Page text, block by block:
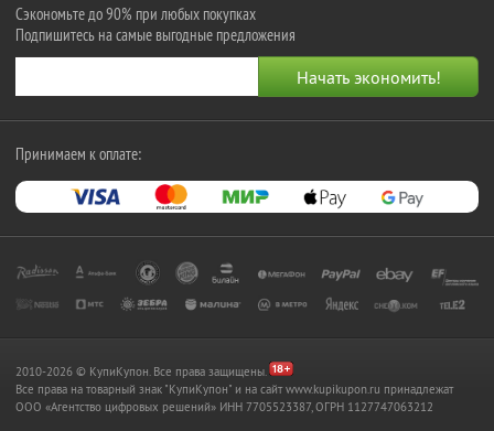
Сэкономьте до 90% при любых покупках
Подпишитесь на самые выгодные предложения
Принимаем к оплате:
2010-2026 © КупиКупон. Все права защищены.
Все права на товарный знак "КупиКупон" и на сайт www.kupikupon.ru принадлежат
OOO «Агентство цифровых решений» ИНН 7705523387, ОГРН 1127747063212